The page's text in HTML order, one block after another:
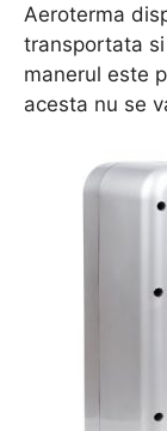
Aeroterma
transportata
manerul este
acesta nu se